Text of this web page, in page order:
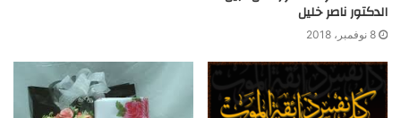
الدكتور ناصر خليل
8 نوفمبر، 2018